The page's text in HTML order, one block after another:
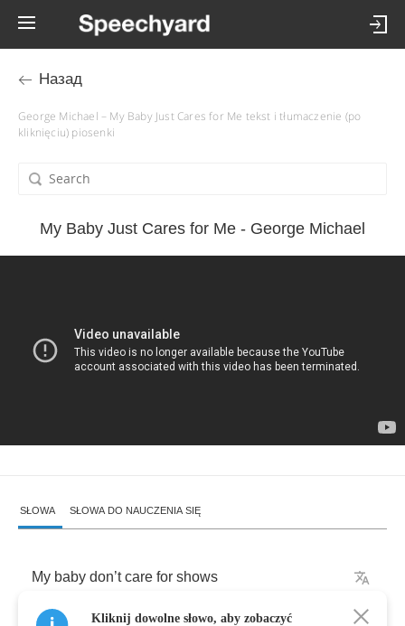
Назад
George Michael – My Baby Just Cares for Me tekst i tłumaczenie (po
kliknięciu) piosenki
My Baby Just Cares for Me - George Michael
SŁOWA SŁOWA DO NAUCZENIA SIĘ
My baby don’t care for shows
Kliknij dowolne słowo, aby zobaczyć